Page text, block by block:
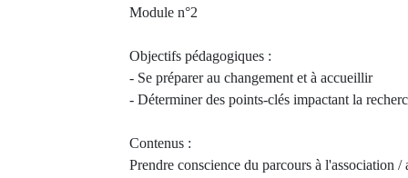
Module n°2
Objectifs pédagogiques :
- Se préparer au changement et à accueillir
- Déterminer des points-clés impactant la
Contenus :
Prendre conscience du parcours à l'association /